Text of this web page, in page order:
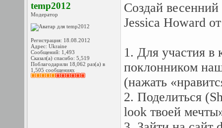
temp2012
Модератор
Регистрация: 18.08.2012
Адрес: Ukraine
Сообщений: 1,493
Сказал(а) спасибо: 5,519
Поблагодарили 18,062 раз(а) в
1,505 сообщениях
Создай
Jessica Howard
1. Для участия в
поклонником
(нажать
2. Поделиться
look твоей